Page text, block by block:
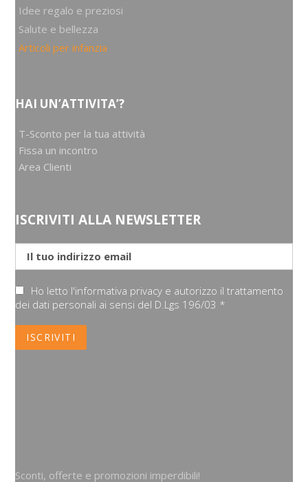
Idee regalo e preziosi
Salute e bellezza
Articoli per infanzia
HAI UN’ATTIVITA’?
T-Sconto per la tua attività
Fissa un incontro
Area Clienti
ISCRIVITI ALLA NEWSLETTER
Ho letto l'informativa privacy e autorizzo il trattamento
dei dati personali ai sensi del D.Lgs 196/03 *
Sconti, offerte e promozioni imperdibili!